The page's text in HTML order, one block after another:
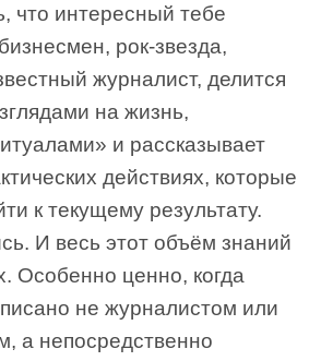
что интересный тебе
рок-звезда,
журналист, делится
на жизнь,
и рассказывает
действиях, которые
к текущему результату.
И весь этот объём знаний
Особенно ценно, когда
не журналистом или
а непосредственно